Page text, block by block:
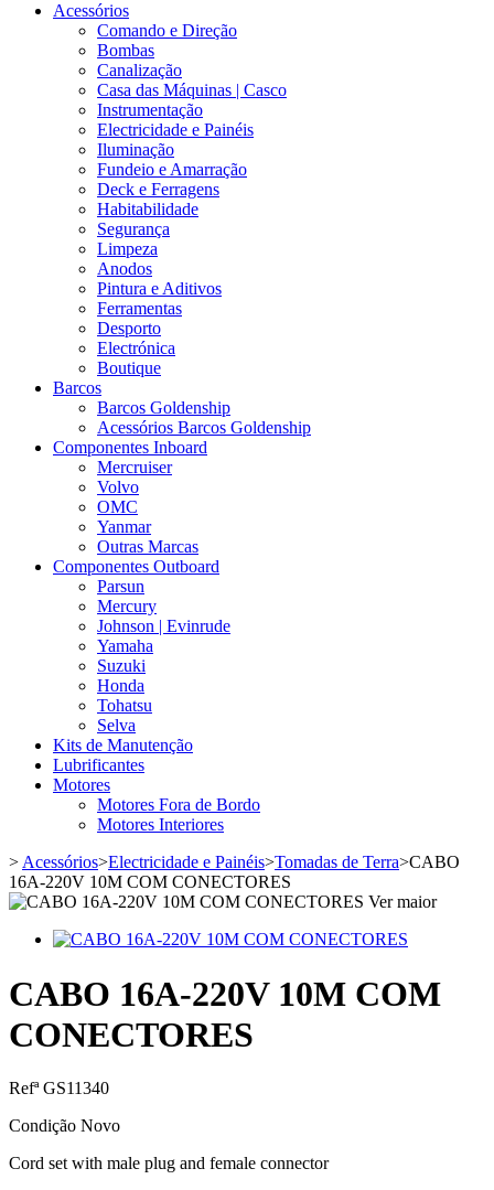
Acessórios
Comando e Direção
Bombas
Canalização
Casa das Máquinas | Casco
Instrumentação
Electricidade e Painéis
Iluminação
Fundeio e Amarração
Deck e Ferragens
Habitabilidade
Segurança
Limpeza
Anodos
Pintura e Aditivos
Ferramentas
Desporto
Electrónica
Boutique
Barcos
Barcos Goldenship
Acessórios Barcos Goldenship
Componentes Inboard
Mercruiser
Volvo
OMC
Yanmar
Outras Marcas
Componentes Outboard
Parsun
Mercury
Johnson | Evinrude
Yamaha
Suzuki
Honda
Tohatsu
Selva
Kits de Manutenção
Lubrificantes
Motores
Motores Fora de Bordo
Motores Interiores
>Acessórios>Electricidade e Painéis>Tomadas de Terra>CABO
16A-220V 10M COM CONECTORES
Ver maior
CABO 16A-220V 10M COM
CONECTORES
RefªGS11340
Condição Novo
Cord set with male plug and female connector